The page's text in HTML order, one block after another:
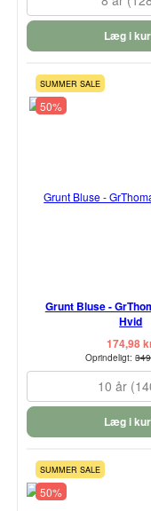
Læg i
SUMMER SALE
50%
Grunt Bluse -
Hvid
174,98
Oprindeligt:
10 år
Læg i
SUMMER SALE
50%